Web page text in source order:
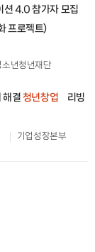
션 4.0 참가자 모집
프로젝트)
소년청년재단
해결 청년창업
리빙
기업성장본부